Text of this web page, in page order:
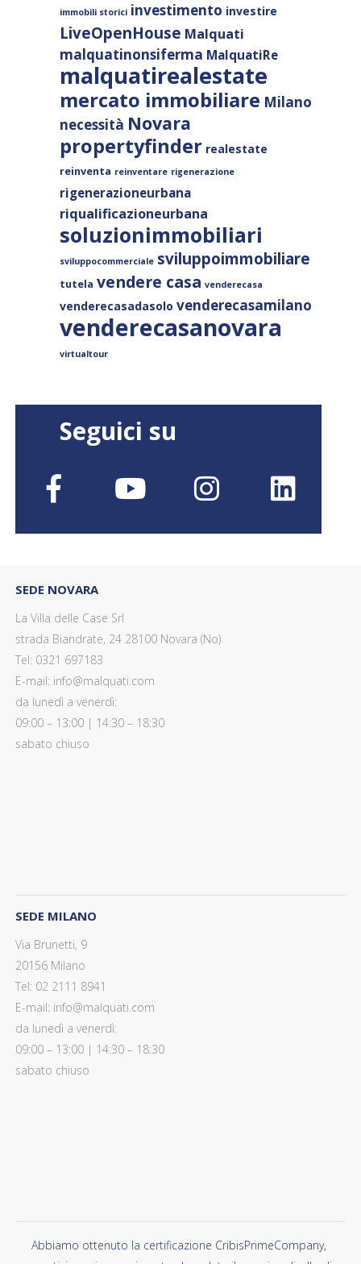
immobili storici investimento investire
LiveOpenHouse Malquati
malquatinonsiferma MalquatiRe
malquatirealestate
mercato immobiliare Milano
necessità Novara
propertyfinder realestate
reinventa reinventare rigenerazione
rigenerazioneurbana
riqualificazioneurbana
soluzionimmobiliari
sviluppocommerciale sviluppoimmobiliare
tutela vendere casa venderecasa
venderecasadasolo venderecasamilano
venderecasanovara
virtualtour
Seguici su
SEDE NOVARA
La Villa delle Case Srl
strada Biandrate, 24 28100 Novara (No)
Tel: 0321 697183
E-mail: info@malquati.com
da lunedì a venerdì:
09:00 – 13:00 | 14:30 – 18:30
sabato chiuso
SEDE MILANO
Via Brunetti, 9
20156 Milano
Tel: 02 2111 8941
E-mail: info@malquati.com
da lunedì a venerdì:
09:00 – 13:00 | 14:30 – 18:30
sabato chiuso
Abbiamo ottenuto la certificazione CribisPrimeCompany,